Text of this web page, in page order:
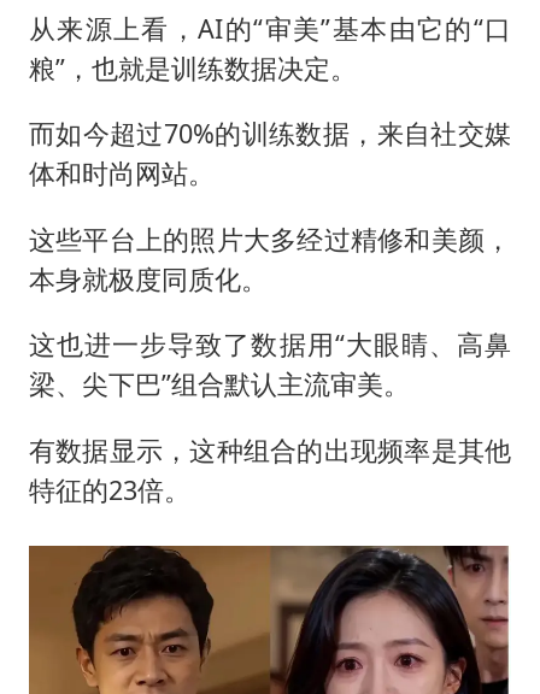
从来源上看，AI的“审美”基本由它的“口
粮”，也就是训练数据决定。
而如今超过70%的训练数据，来自社交媒
体和时尚网站。
这些平台上的照片大多经过精修和美颜，
本身就极度同质化。
这也进一步导致了数据用“大眼睛、高鼻
梁、尖下巴”组合默认主流审美。
有数据显示，这种组合的出现频率是其他
特征的23倍。